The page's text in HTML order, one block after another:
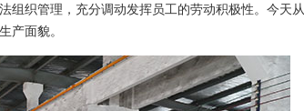
组织管理，充分调动发挥员工的劳动积极性。今天从
产面貌。